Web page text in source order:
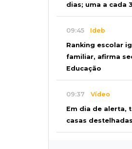
dias; uma a cada
09:45 Ideb
Ranking escolar
familiar, afirma
Educação
09:37 Vídeo
Em dia de alerta,
casas